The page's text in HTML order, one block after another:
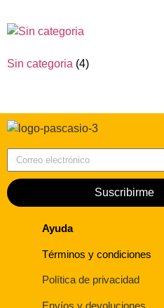
Sin categoria (4)
Suscribirme
Ayuda
Términos y condiciones
Política de privacidad
Envíos y devoluciones